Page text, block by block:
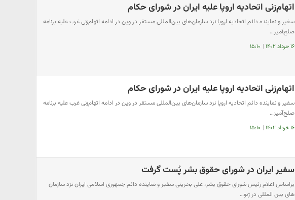
اتهام‌زنی اتحادیه‌ اروپا علیه ایران در شورای حکام
سفیر و نماینده دائم اتحادیه اروپا نزد سازمان‌های بین‌المللی مستقر در وین در ادامه اتهام‌زنی غرب علیه برنامه
صلح‌آمیز…
۱۶ خرداد ۱۴۰۲ | ۱۵:۱۰
اتهام‌زنی اتحادیه‌ اروپا علیه ایران در شورای حکام
سفیر و نماینده دائم اتحادیه اروپا نزد سازمان‌های بین‌المللی مستقر در وین در ادامه اتهام‌زنی غرب علیه برنامه
صلح‌آمیز…
۱۶ خرداد ۱۴۰۲ | ۱۵:۱۰
سفیر ایران در شورای حقوق بشر پُست گرفت
براساس اعلام رئیس شورای حقوق بشر، علی بحرینی سفیر و نماینده دائم جمهوری اسلامی ایران نزد سازمان
های بین المللی در ژنو…